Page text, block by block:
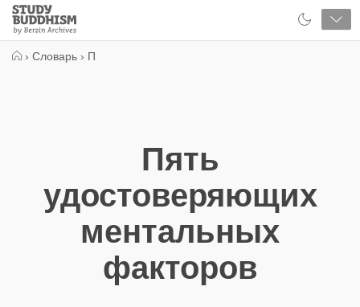
Close
Study
Buddhism
› Словарь › П
Пять
удостоверяющих
ментальных
факторов